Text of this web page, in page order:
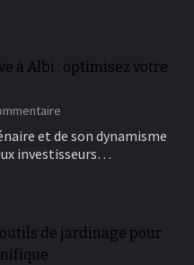
créations
en
à Albi : optimisez votre
locative
à
votre
patrimoine
et de son dynamisme
investisseurs…
de jardinage pour